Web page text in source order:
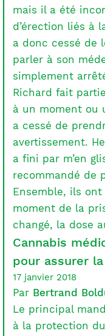
mais il a été
d’érection liés à
a donc cessé de
parler à son
simplement
Richard fait
à un moment ou
a cessé de
avertissement.
a fini par m’en
recommandé de
Ensemble, ils
moment de la
changé, la dose
Cannabis
pour assurer
17 janvier 2018
Par Bertrand
Le principal
à la protection